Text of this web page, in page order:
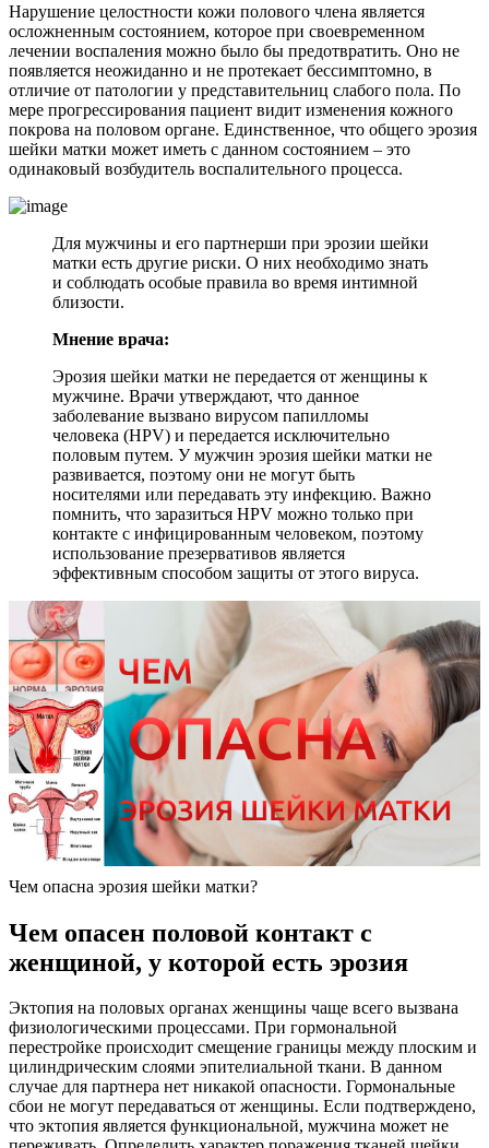
Нарушение целостности кожи полового члена является
осложненным состоянием, которое при своевременном
лечении воспаления можно было бы предотвратить. Оно не
появляется неожиданно и не протекает бессимптомно, в
отличие от патологии у представительниц слабого пола. По
мере прогрессирования пациент видит изменения кожного
покрова на половом органе. Единственное, что общего эрозия
шейки матки может иметь с данном состоянием – это
одинаковый возбудитель воспалительного процесса.
Для мужчины и его партнерши при эрозии шейки
матки есть другие риски. О них необходимо знать
и соблюдать особые правила во время интимной
близости.
Мнение врача:
Эрозия шейки матки не передается от женщины к
мужчине. Врачи утверждают, что данное
заболевание вызвано вирусом папилломы
человека (HPV) и передается исключительно
половым путем. У мужчин эрозия шейки матки не
развивается, поэтому они не могут быть
носителями или передавать эту инфекцию. Важно
помнить, что заразиться HPV можно только при
контакте с инфицированным человеком, поэтому
использование презервативов является
эффективным способом защиты от этого вируса.
Чем опасна эрозия шейки матки?
Чем опасен половой контакт с
женщиной, у которой есть эрозия
Эктопия на половых органах женщины чаще всего вызвана
физиологическими процессами. При гормональной
перестройке происходит смещение границы между плоским и
цилиндрическим слоями эпителиальной ткани. В данном
случае для партнера нет никакой опасности. Гормональные
сбои не могут передаваться от женщины. Если подтверждено,
что эктопия является функциональной, мужчина может не